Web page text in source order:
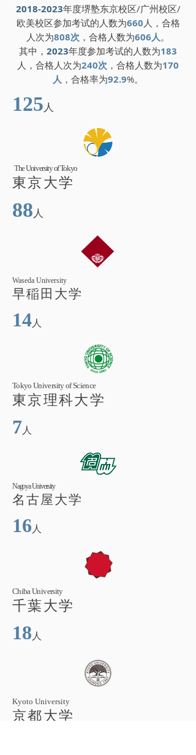
2018-2023年度堺塾东京校区/广州校区/
欧美校区参加考试的人数为660人，合格
人次为808次 ，合格人数为606人。
其中， 2023年度参加考试的人数为183
人，合格人次为240次 ，合格人数为170
人 ，合格率为92.9%。
125 人
The University of Tokyo
東京大学
88 人
Waseda University
早稲田大学
14 人
Tokyo University of Science
東京理科大学
7 人
Nagoya University
名古屋大学
16 人
Chiba University
千葉大学
18 人
Kyoto University
京都大学